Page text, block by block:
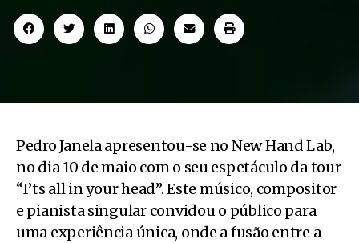
Pedro Janela apresentou-se no New Hand Lab,
no dia 10 de maio com o seu espetáculo da tour
“I’ts all in your head”. Este músico, compositor
e pianista singular convidou o público para
uma experiência única, onde a fusão entre a